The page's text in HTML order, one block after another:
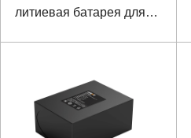
литиевая батарея для